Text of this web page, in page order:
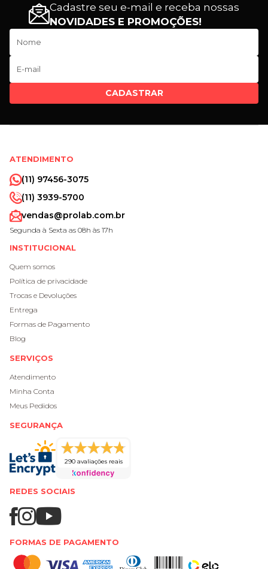
Cadastre seu e-mail e receba nossas
NOVIDADES E PROMOÇÕES!
CADASTRAR
ATENDIMENTO
(11) 97456-3075
(11) 3939-5700
vendas@prolab.com.br
Segunda à Sexta as 08h às 17h
INSTITUCIONAL
Quem somos
Política de privacidade
Trocas e Devoluções
Entrega
Formas de Pagamento
Blog
SERVIÇOS
Atendimento
Minha Conta
Meus Pedidos
SEGURANÇA
290 avaliações reais
REDES SOCIAIS
FORMAS DE PAGAMENTO